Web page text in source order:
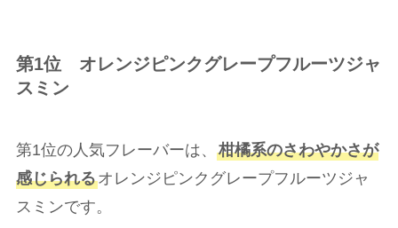
第1位 オレンジピンクグレープフルーツジャ
スミン
第1位の人気フレーバーは、 柑橘系のさわやかさが
感じられるオレンジピンクグレープフルーツジャ
スミンです。